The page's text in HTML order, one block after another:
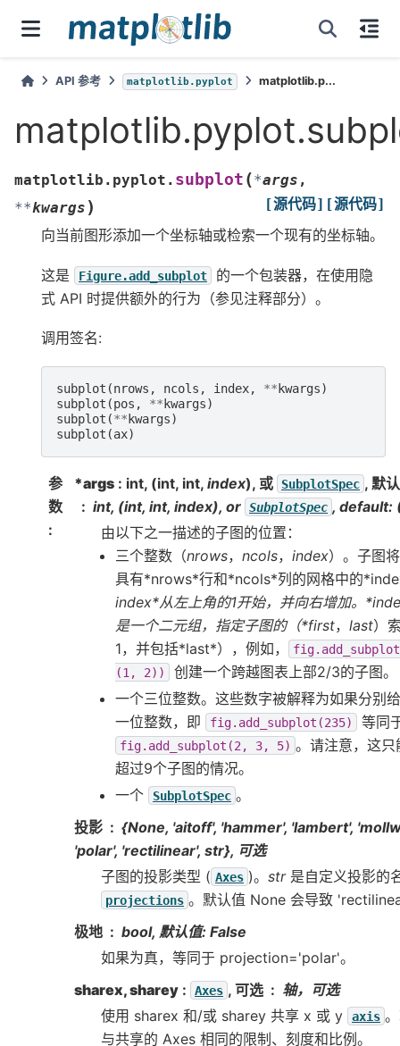
API 参考 matplotlib.pyplot matplotlib.p...
matplotlib.pyplot. subplot (*args ,
**kwargs ) [源代码]
[源代码]
向当前图形添加一个坐标轴或检索一个现有的坐标轴。
这是 Figure.add_subplot
的一个包装器，在使用隐
式 API 时提供额外的行为（参见注释部分）。
调用签名:
subplot (nrows , ncols , index, ** kwargs)
subplot (pos , ** kwargs)
subplot (** kwargs)
subplot (ax)
参
数
:
*args : int, (int, int, index), 或 SubplotSpec , 默
int, (int, int, index), or SubplotSpec , default:
由以下之一描述的子图的位置：
三个整数（nrows， ncols， index）。子图
具有*nrows*行和*ncols*列的网格中的
index*从左上角的1开始，并向右增加。
是一个二元组，指定子图的（*first， last）
1，并包括*last*），例如，
(1,
2))
创建一个跨越图表上部2/3的子图。
一个三位整数。这些数字被解释为如果分别
一位整数，即
fig.add_subplot(235) 等同
fig.add_subplot(2, 3, 5) 。请注意，这只
超过9个子图的情况。
一个
SubplotSpec 。
投影
{None, 'aitoff', 'hammer', 'lambert',
'polar', 'rectilinear', str}, 可选
子图的投影类型 ( Axes )。 str是自定义投影的
projections 。默认值 None 会导致
极地
bool, 默认值: False
如果为真，等同于 projection='polar'。
sharex, sharey : Axes , 可选
轴，可选
使用 sharex 和/或 sharey 共享 x 或 y
axis
与共享的 Axes 相同的限制、刻度和比例。